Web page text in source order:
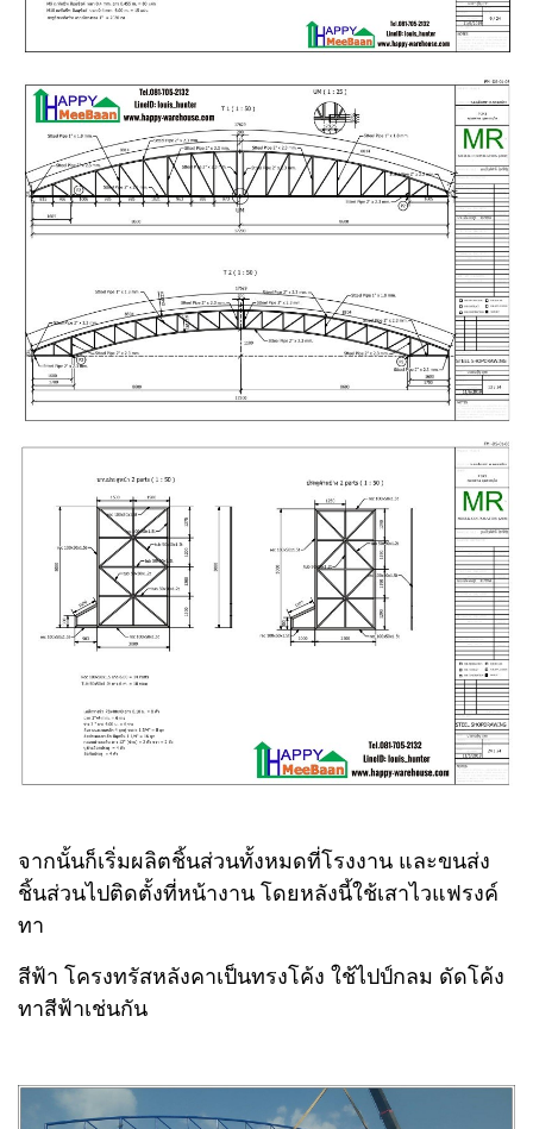
จากนั้นก็เริ่มผลิตชิ้นส่วนทั้งหมดที่โรงงาน และขนส่ง
ชิ้นส่วนไปติดตั้งที่หน้างาน โดยหลังนี้ใช้เสาไวแฟรงค์
ทา
สีฟ้า โครงทรัสหลังคาเป็นทรงโค้ง ใช้ไปป์กลม ดัดโค้ง
ทาสีฟ้าเช่นกัน